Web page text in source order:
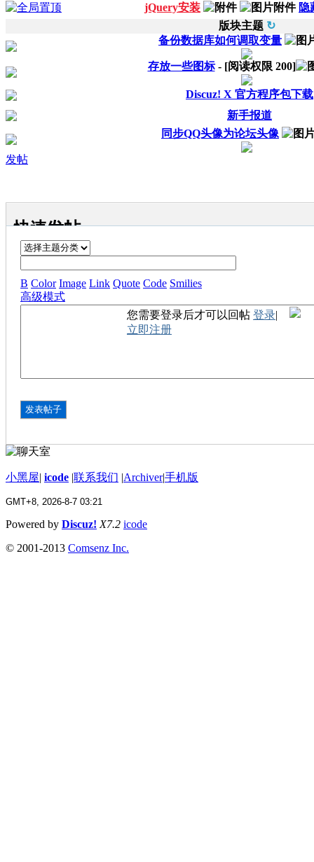
jQuery安装
隐
版块主题↻
备份数据库如何调取变量
存放一些图标- [阅读权限 200]
Discuz! X 官方程序包下载
新手报道
同步QQ头像为论坛头像
发帖
快速发帖
B Color Image Link Quote Code Smilies
高级模式
发表帖子
您需要登录后才可以回帖 登录|
立即注册
小黑屋| icode |联系我们 |Archiver|手机版
GMT+8, 2026-8-7 03:21
Powered by Discuz! X7.2 icode
© 2001-2013 Comsenz Inc.